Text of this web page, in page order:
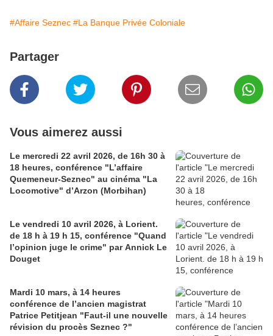
#Affaire Seznec #La Banque Privée Coloniale
Partager
Vous aimerez aussi
Le mercredi 22 avril 2026, de 16h 30 à
18 heures, conférence "L’affaire
Quemeneur-Seznec" au cinéma "La
Locomotive" d’Arzon (Morbihan)
Le vendredi 10 avril 2026, à Lorient.
de 18 h à 19 h 15, conférence "Quand
l’opinion juge le crime" par Annick Le
Douget
Mardi 10 mars, à 14 heures
conférence de l’ancien magistrat
Patrice Petitjean "Faut-il une nouvelle
révision du procès Seznec ?"